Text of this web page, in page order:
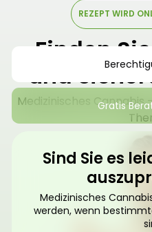
REZEPT WIRD
Finden
und
Medizinisches Gratis
Sind Sie es
Medizinisches
werden, wenn